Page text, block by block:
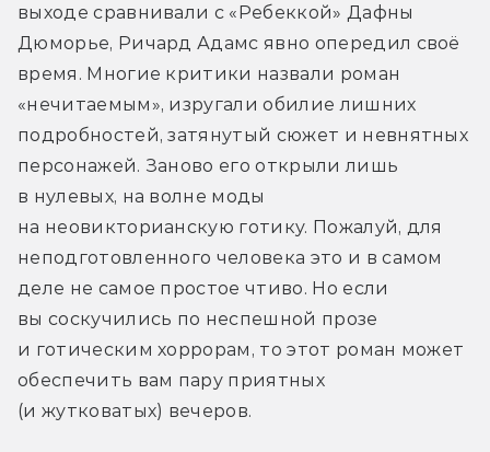
выходе сравнивали с «Ребеккой» Дафны
Дюморье, Ричард Адамс явно опередил своё
время. Многие критики назвали роман
«нечитаемым», изругали обилие лишних
подробностей, затянутый сюжет и невнятных
персонажей. Заново его открыли лишь
в нулевых, на волне моды
на неовикторианскую готику. Пожалуй, для
неподготовленного человека это и в самом
деле не самое простое чтиво. Но если
вы соскучились по неспешной прозе
и готическим хоррорам, то этот роман может
обеспечить вам пару приятных
(и жутковатых) вечеров.